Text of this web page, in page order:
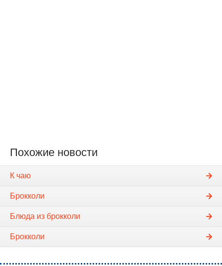
Похожие новости
К чаю
Брокколи
Блюда из брокколи
Брокколи